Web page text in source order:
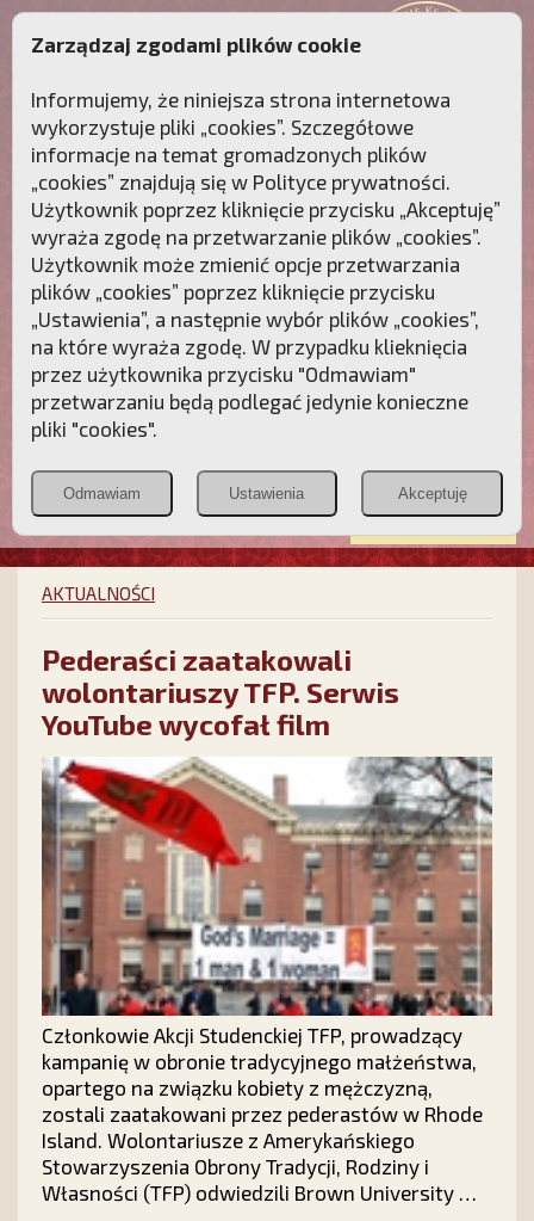
Przebudźmy sumienia Polaków!
Polonia
Christiana
PCh24.pl
Przymierze
POZNAJ APOSTOLAT FATIMY WESPRZYJ
NAS
AKTUALNOŚCI
Pederaści zaatakowali
wolontariuszy TFP. Serwis
YouTube wycofał film
Członkowie Akcji Studenckiej TFP, prowadzący
kampanię w obronie tradycyjnego małżeństwa,
opartego na związku kobiety z mężczyzną,
zostali zaatakowani przez pederastów w Rhode
Island. Wolontariusze z Amerykańskiego
Stowarzyszenia Obrony Tradycji, Rodziny i
Własności (TFP) odwiedzili Brown University w
Zarządzaj zgodami plików cookie
Informujemy, że niniejsza strona internetowa
wykorzystuje pliki „cookies”. Szczegółowe
informacje na temat gromadzonych plików
„cookies” znajdują się w Polityce prywatności.
Użytkownik poprzez kliknięcie przycisku „Akceptuję”
wyraża zgodę na przetwarzanie plików „cookies”.
Użytkownik może zmienić opcje przetwarzania
plików „cookies” poprzez kliknięcie przycisku
„Ustawienia”, a następnie wybór plików „cookies”,
na które wyraża zgodę. W przypadku klieknięcia
przez użytkownika przycisku "Odmawiam"
przetwarzaniu będą podlegać jedynie konieczne
pliki "cookies".
Odmawiam Ustawienia Akceptuję